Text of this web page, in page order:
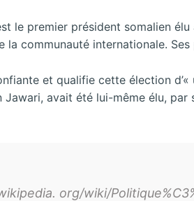
le premier président somalien
la communauté internationale.
et qualifie cette élection
Jawari, avait été lui-même élu, par
org/wiki/